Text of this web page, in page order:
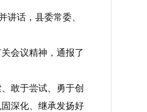
话，县委常委、
会议精神，通报了
敢于尝试、勇于创
深化、继承发扬好